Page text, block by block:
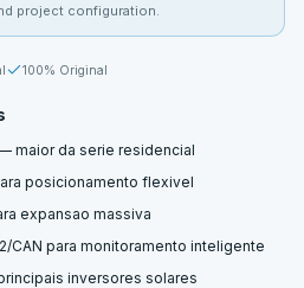
project configuration.
100% Original
maior da serie residencial
posicionamento flexivel
expansao massiva
CAN para monitoramento inteligente
inversores solares